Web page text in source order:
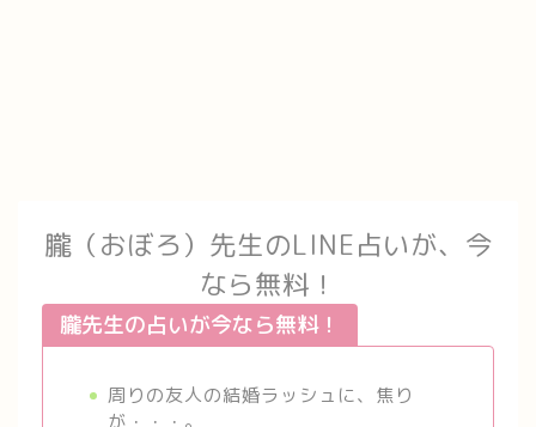
朧（おぼろ）先生のLINE占いが、今
なら無料！
朧先生の占いが今なら無料！
周りの友人の結婚ラッシュに、焦り
が・・・。